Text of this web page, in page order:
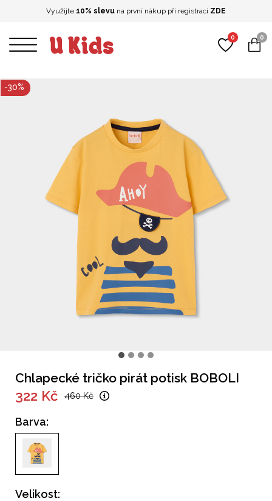
-30%
Chlapecké tričko pirát potisk BOBOLI
322 Kč 460 Kč
Barva:
Velikost:
Využijte 10% slevu na první nákup při registraci ZDE
0
0